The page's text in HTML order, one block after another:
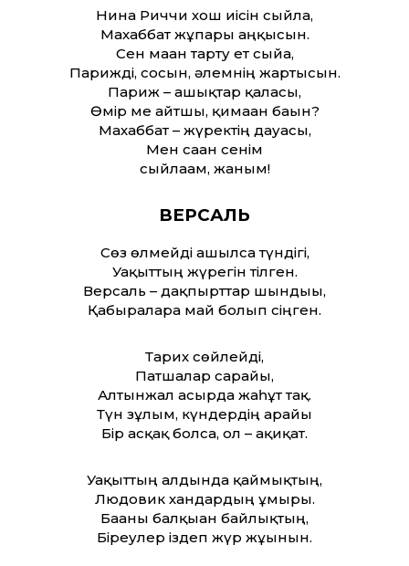
Нина Риччи хош иісін сыйла,
Махаббат жұпары аңқысын.
Сен маған тарту ет сыйға,
Парижді, сосын, әлемнің жартысын.
Париж – ғашықтар қаласы,
Өмір ме айтшы, қимаған бағын?
Махаббат – жүректің дауасы,
Мен саған сенім
сыйлағам, жаным!
ВЕРСАЛЬ
Сөз өлмейді ашылса түндігі,
Уақыт­тың жүрегін тілген.
Версаль – дақпырт­тар шындығы,
Қабырғаларға май болып сіңген.
Тарих сөйлейді,
Патшалар сарайы,
Алтынжал ғасырда жаһұт тақ.
Түн зұлым, күндердің арайы
Бір асқақ болса, ол – ақиқат.
Уақыт­тың алдында қаймықтың,
Людовик хандардың ғұмыры.
Бағаны балқыған байлықтың,
Біреулер іздеп жүр жұғынын.